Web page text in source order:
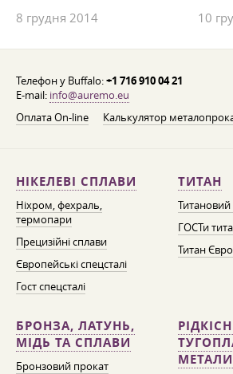
8 грудня 2014 10
Телефон у Buffalo:+1 716 910 04 21
E-mail: info@auremo.eu
Оплата On-line
Калькулятор
НІКЕЛЕВІ СПЛАВИ
Ніхром, фехраль,
термопари
Прецизійні сплави
Європейські спецсталі
Гост спецсталі
ТИТАН
ГОСТи
Титан
БРОНЗА, ЛАТУНЬ,
МІДЬ ТА СПЛАВИ
Бронзовий прокат
МЕТАЛИ